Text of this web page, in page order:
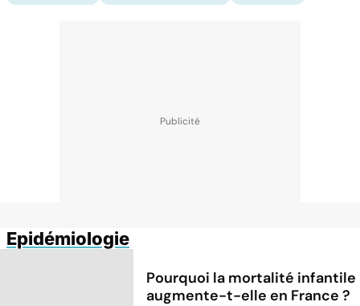
Epidémiologie
Pourquoi la mortalité infantile
augmente-t-elle en France ?